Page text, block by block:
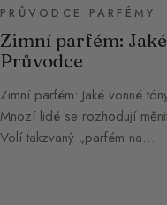
PRŮVODCE PARFÉMY
Zimní parfém:
Průvodce
Zimní parfém: Jaké vonné
Mnozí lidé se rozhodují
Volí takzvaný „parfém na…